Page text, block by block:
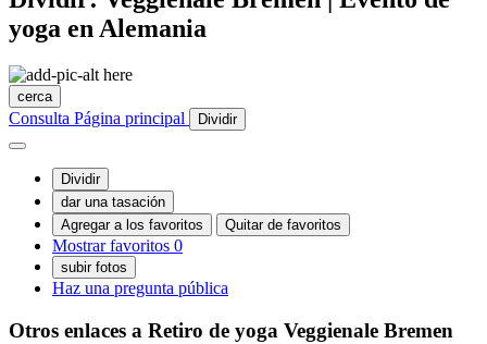
yoga en Alemania
cerca
Consulta Página principal Dividir
Dividir
dar una tasación
Agregar a los favoritos
Quitar de favoritos
Mostrar favoritos 0
subir fotos
Haz una pregunta pública
Otros enlaces a Retiro de yoga Veggienale Bremen